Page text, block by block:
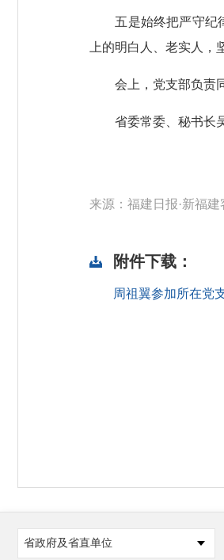
五是始终把严守纪律
上的明白人、老实人，
会上，党支部负责同
省委常委、秘书长吴
来源：福建日报·新福建
附件下载：
周祖翼参加所在党
省政府及省直单位